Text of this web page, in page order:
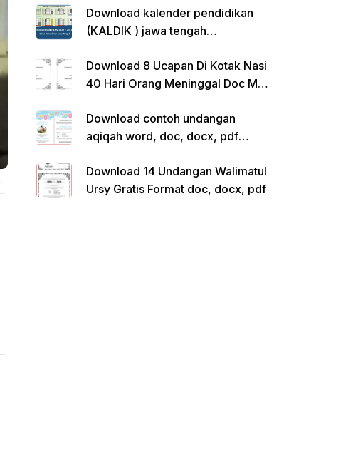
Download kalender pendidikan
(KALDIK ) jawa tengah
Download 8 Ucapan Di Kotak Nasi
40 Hari Orang Meninggal Doc Ms.
Download contoh undangan
aqiqah word, doc, docx, pdf
Download 14 Undangan Walimatul
Ursy Gratis Format doc, docx, pdf